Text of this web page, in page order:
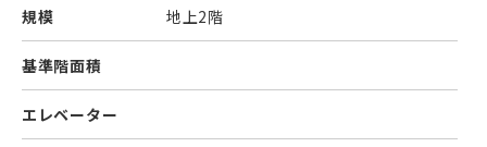
規模 地上2階
基準階面積
エレベーター